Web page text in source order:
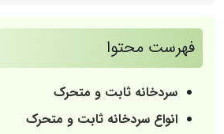
فهرست محتوا
سردخانه ثابت و متحرک
انواع سردخانه ثابت و متحرک